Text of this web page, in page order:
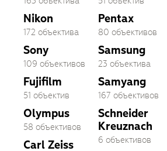
Nikon
172 объектива
Sony
109 объективов
Fujifilm
51 объектив
Olympus
58 объективов
Carl Zeiss
Pentax
80 объективов
Samsung
23 объектива
Samyang
167 объективов
Schneider
Kreuznach
6 объективов